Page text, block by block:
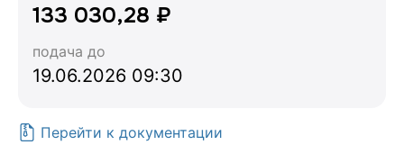
133 030,28 ₽
подача до
19.06.2026 09:30
Перейти к документации